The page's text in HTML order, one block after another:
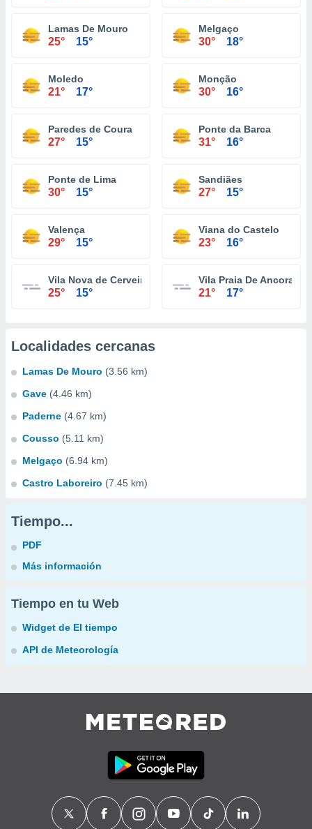
Lamas De Mouro
25° 15°
Melgaço
30° 18°
Moledo
21° 17°
Monção
30° 16°
Paredes de Coura
27° 15°
Ponte da Barca
31° 16°
Ponte de Lima
30° 15°
Sandiães
27° 15°
Valença
29° 15°
Viana do Castelo
23° 16°
Vila Nova de Cerveira
25° 15°
Vila Praia De Ancora
21° 17°
Localidades cercanas
Lamas De Mouro (3.56 km)
Gave (4.46 km)
Paderne (4.67 km)
Cousso (5.11 km)
Melgaço (6.94 km)
Castro Laboreiro (7.45 km)
Tiempo...
PDF
Más información
Tiempo en tu Web
Widget de El tiempo
API de Meteorología